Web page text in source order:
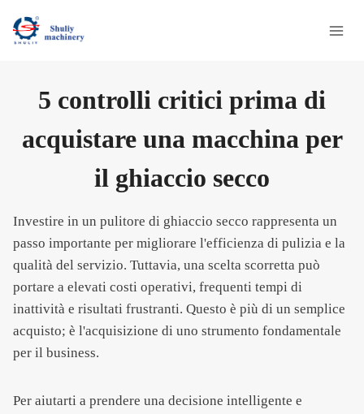
5 controlli critici prima di
acquistare una macchina per
il ghiaccio secco
Investire in un pulitore di ghiaccio secco rappresenta un
passo importante per migliorare l'efficienza di pulizia e la
qualità del servizio. Tuttavia, una scelta scorretta può
portare a elevati costi operativi, frequenti tempi di
inattività e risultati frustranti. Questo è più di un semplice
acquisto; è l'acquisizione di uno strumento fondamentale
per il business.
Per aiutarti a prendere una decisione intelligente e